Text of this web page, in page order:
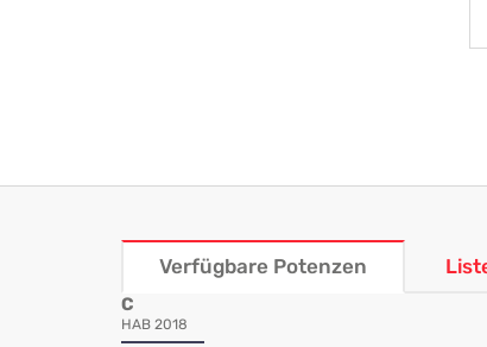
Verfügbare Potenzen
C
HAB 2018